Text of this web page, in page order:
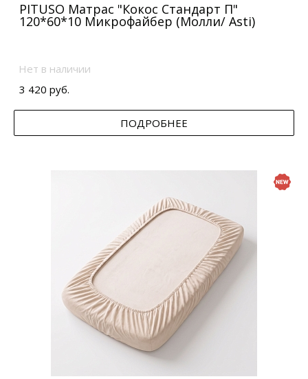
PITUSO Матрас "Кокос Стандарт П"
120*60*10 Микрофайбер (Молли/ Asti)
Нет в наличии
3 420 руб.
ПОДРОБНЕЕ